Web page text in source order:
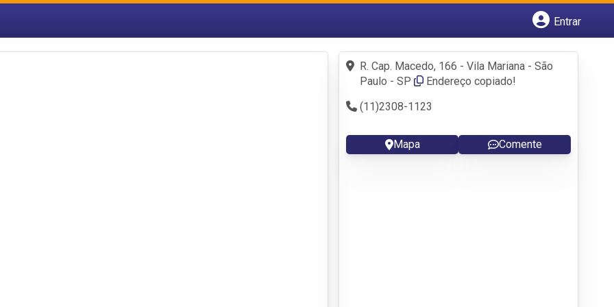
Entrar
Fazer login
Criar conta
R. Cap. Macedo, 166 - Vila Mariana - São
Paulo - SP
Endereço copiado!
(11)2308-1123
Mapa Comente